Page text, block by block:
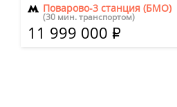
Поварово-3 станция (БМО)
(30 мин. транспортом)
11 999 000 Р